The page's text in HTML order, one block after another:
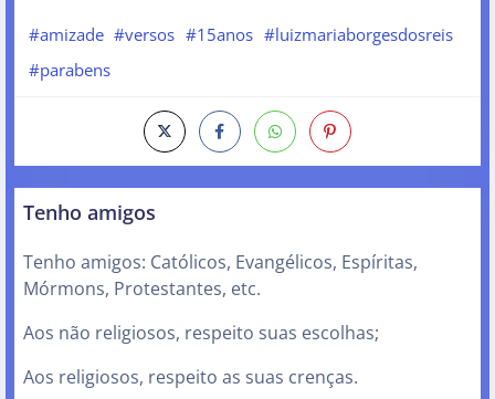
#amizade #versos #15anos #luizmariaborgesdosreis
#parabens
Tenho amigos
Tenho amigos: Católicos, Evangélicos, Espíritas,
Mórmons, Protestantes, etc.
Aos não religiosos, respeito suas escolhas;
Aos religiosos, respeito as suas crenças.